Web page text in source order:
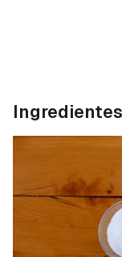
Ingredientes